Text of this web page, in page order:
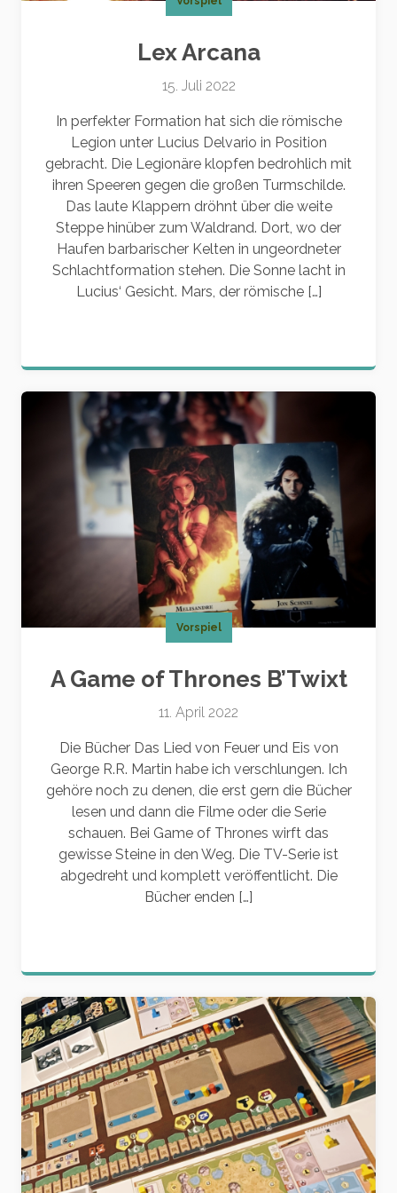
Lex Arcana
15. Juli 2022
In perfekter Formation hat sich die römische
Legion unter Lucius Delvario in Position
gebracht. Die Legionäre klopfen bedrohlich mit
ihren Speeren gegen die großen Turmschilde.
Das laute Klappern dröhnt über die weite
Steppe hinüber zum Waldrand. Dort, wo der
Haufen barbarischer Kelten in ungeordneter
Schlachtformation stehen. Die Sonne lacht in
Lucius‘ Gesicht. Mars, der römische […]
Vorspiel
A Game of Thrones B’Twixt
11. April 2022
Die Bücher Das Lied von Feuer und Eis von
George R.R. Martin habe ich verschlungen. Ich
gehöre noch zu denen, die erst gern die Bücher
lesen und dann die Filme oder die Serie
schauen. Bei Game of Thrones wirft das
gewisse Steine in den Weg. Die TV-Serie ist
abgedreht und komplett veröffentlicht. Die
Bücher enden […]